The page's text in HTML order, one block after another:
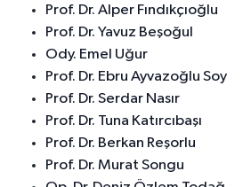
Prof. Dr. Alper Fındıkçıoğlu
Prof. Dr. Yavuz Beşoğul
Ody. Emel Uğur
Prof. Dr. Ebru Ayvazoğlu Soy
Prof. Dr. Serdar Nasır
Prof. Dr. Tuna Katırcıbaşı
Prof. Dr. Berkan Reşorlu
Prof. Dr. Murat Songu